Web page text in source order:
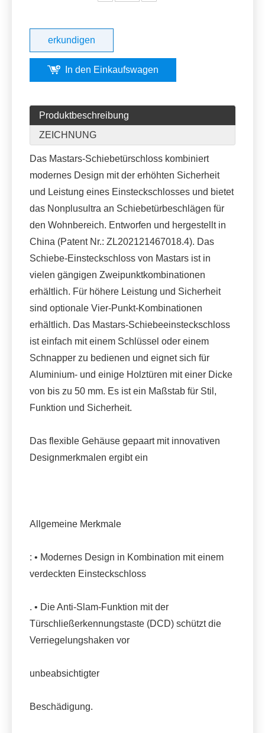
erkundigen
In den Einkaufswagen
Produktbeschreibung
ZEICHNUNG
Das Mastars-Schiebetürschloss kombiniert
modernes Design mit der erhöhten Sicherheit
und Leistung eines Einsteckschlosses und bietet
das Nonplusultra an Schiebetürbeschlägen für
den Wohnbereich. Entworfen und hergestellt in
China (Patent Nr.: ZL202121467018.4). Das
Schiebe-Einsteckschloss von Mastars ist in
vielen gängigen Zweipunktkombinationen
erhältlich. Für höhere Leistung und Sicherheit
sind optionale Vier-Punkt-Kombinationen
erhältlich. Das Mastars-Schiebeeinsteckschloss
ist einfach mit einem Schlüssel oder einem
Schnapper zu bedienen und eignet sich für
Aluminium- und einige Holztüren mit einer Dicke
von bis zu 50 mm. Es ist ein Maßstab für Stil,
Funktion und Sicherheit.
Das flexible Gehäuse gepaart mit innovativen
Designmerkmalen ergibt ein
Allgemeine Merkmale
: • Modernes Design in Kombination mit einem
verdeckten Einsteckschloss
. • Die Anti-Slam-Funktion mit der
Türschließerkennungstaste (DCD) schützt die
Verriegelungshaken vor
unbeabsichtigter
Beschädigung.